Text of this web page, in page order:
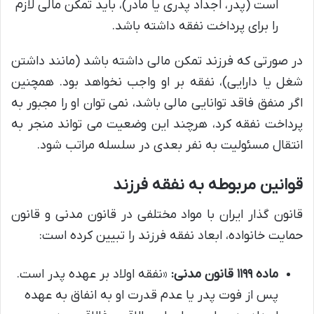
است (پدر، اجداد پدری یا مادر)، باید تمکن مالی لازم
را برای پرداخت نفقه داشته باشد.
در صورتی که فرزند تمکن مالی داشته باشد (مانند داشتن
شغل یا دارایی)، نفقه بر او واجب نخواهد بود. همچنین
اگر منفق فاقد توانایی مالی باشد، نمی توان او را مجبور به
پرداخت نفقه کرد، هرچند این وضعیت می تواند منجر به
انتقال مسئولیت به نفر بعدی در سلسله مراتب شود.
قوانین مربوطه به نفقه فرزند
قانون گذار ایران با مواد مختلفی در قانون مدنی و قانون
حمایت خانواده، ابعاد نفقه فرزند را تبیین کرده است:
ماده ۱۱۹۹ قانون مدنی:
«نفقه اولاد بر عهده پدر است.
پس از فوت پدر یا عدم قدرت او به انفاق به عهده